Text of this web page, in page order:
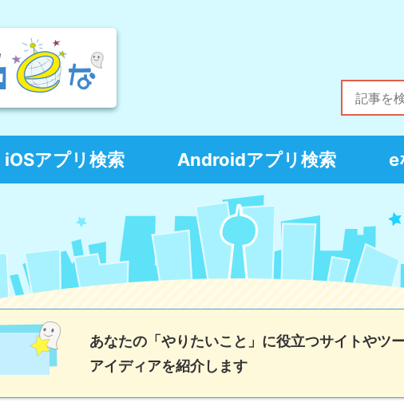
iOSアプリ検索 Androidアプリ検索 e
あなたの「やりたいこと」に役立つサイトやツ
アイディアを紹介します